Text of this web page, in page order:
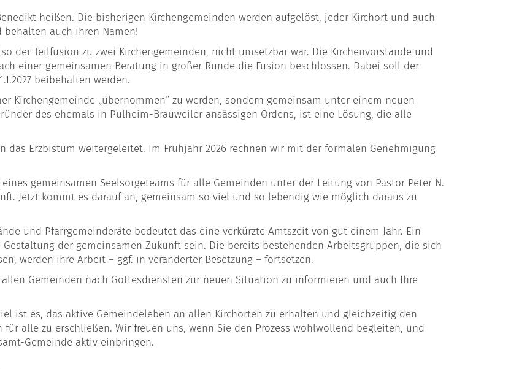
heißen. Die bisherigen Kirchengemeinden werden aufgelöst, jeder Kirchort und auch
auch ihren Namen!
der Teilfusion zu zwei Kirchengemeinden, nicht umsetzbar war. Die Kirchenvorstände und
einer gemeinsamen Beratung in großer Runde die Fusion beschlossen. Dabei soll der
beibehalten werden.
Kirchengemeinde „übernommen“ zu werden, sondern gemeinsam unter einem neuen
des ehemals in Pulheim-Brauweiler ansässigen Ordens, ist eine Lösung, die alle
das Erzbistum weitergeleitet. Im Frühjahr 2026 rechnen wir mit der formalen Genehmigung
gemeinsamen Seelsorgeteams für alle Gemeinden unter der Leitung von Pastor Peter N.
Jetzt kommt es darauf an, gemeinsam so viel und so lebendig wie möglich daraus zu
und Pfarrgemeinderäte bedeutet das eine verkürzte Amtszeit von gut einem Jahr. Ein
der gemeinsamen Zukunft sein. Die bereits bestehenden Arbeitsgruppen, die sich
werden ihre Arbeit – ggf. in veränderter Besetzung – fortsetzen.
Gemeinden nach Gottesdiensten zur neuen Situation zu informieren und auch Ihre
ist es, das aktive Gemeindeleben an allen Kirchorten zu erhalten und gleichzeitig den
alle zu erschließen. Wir freuen uns, wenn Sie den Prozess wohlwollend begleiten, und
Gemeinde aktiv einbringen.